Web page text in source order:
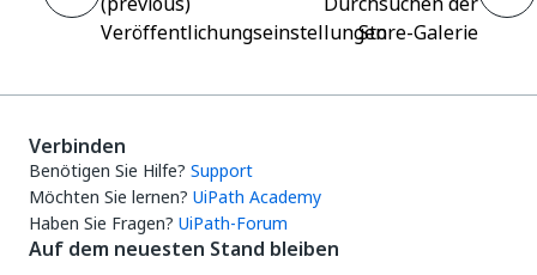
VeröffentlichungseinstellungenStore-Galerie
Verbinden
Benötigen Sie Hilfe? Support
Möchten Sie lernen? UiPath Academy
Haben Sie Fragen? UiPath-Forum
Auf dem neuesten Stand bleiben